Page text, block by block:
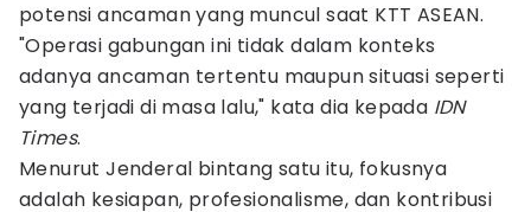
potensi ancaman yang muncul saat KTT ASEAN.
"Operasi gabungan ini tidak dalam konteks
adanya ancaman tertentu maupun situasi seperti
yang terjadi di masa lalu," kata dia kepada IDN
Times.
Menurut Jenderal bintang satu itu, fokusnya
adalah kesiapan, profesionalisme, dan kontribusi